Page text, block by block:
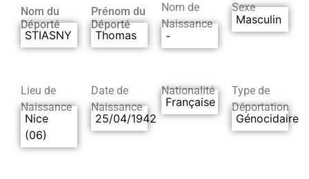
Nom du
Déporté
STIASNY
Prénom du
Déporté
Thomas
Nom de
Naissance
-
Sexe
Masculin
Lieu de
Naissance
Nice
(06)
Date de
Naissance
25/04/1942
Nationalité
Française
Type de
Déportation
Génocidaire